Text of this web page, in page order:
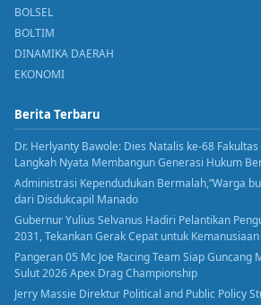
BOLSEL
BOLTIM
DINAMIKA DAERAH
EKONOMI
Berita Terbaru
Dr. Herlyanty Bawole: Dies Natalis ke-68
Langkah Nyata Membangun Generasi Hukum
Administrasi Kependudukan Bermalah,”Warga
dari Disdukcapil Manado
Gubernur Yulius Selvanus Hadiri Pelantikan
2031, Tekankan Gerak Cepat untuk Kemanusiaan
Pangeran 05 Mc Joe Racing Team Siap Guncang
Sulut 2026 Apex Drag Championship
Jerry Massie Direktur Political and Public Policy